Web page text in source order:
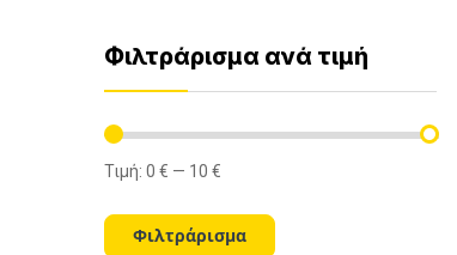
Φιλτράρισμα ανά τιμή
Ελάχιστη
Μέγιστη
Φιλτράρισμα
Τιμή: 0 € — 10 €